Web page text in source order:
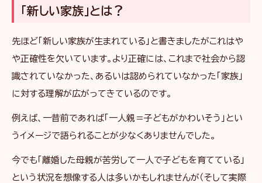
「新しい家族」とは？
先ほど「新しい家族が生まれている」と書きましたがこれはや
や正確性を欠いています。より正確には、これまで社会から認
識されていなかった、あるいは認められていなかった「家族」
に対する理解が広がってきているのです。
例えば、一昔前であれば「一人親＝子どもがかわいそう」とい
うイメージで語られることが少なくありませんでした。
今でも「離婚した母親が苦労して一人で子どもを育てている」
という状況を想像する人は多いかもしれませんが（そして実際